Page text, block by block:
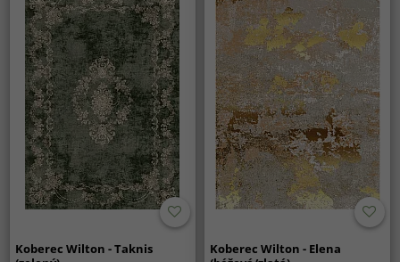
Koberec Wilton - Taknis
Koberec Wilton - Elena